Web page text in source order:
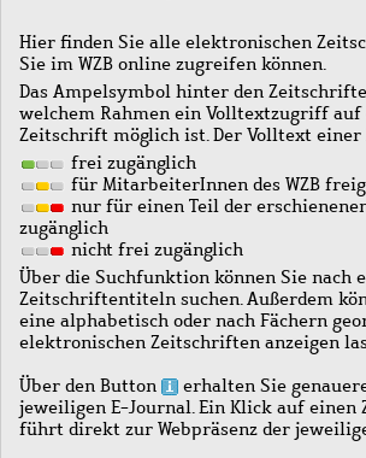
Hier finden Sie alle elektronischen
Sie im WZB online zugreifen können.
Das Ampelsymbol hinter den
welchem Rahmen ein Volltextzugriff
Zeitschrift möglich ist. Der Volltext
frei zugänglich
für MitarbeiterInnen des WZB
nur für einen Teil der
zugänglich
nicht frei zugänglich
Über die Suchfunktion können Sie nach
Zeitschriftentiteln suchen. Außerdem
eine alphabetisch oder nach Fächern
elektronischen Zeitschriften anzeigen
Über den Button
erhalten Sie
jeweiligen E-Journal. Ein Klick auf
führt direkt zur Webpräsenz der